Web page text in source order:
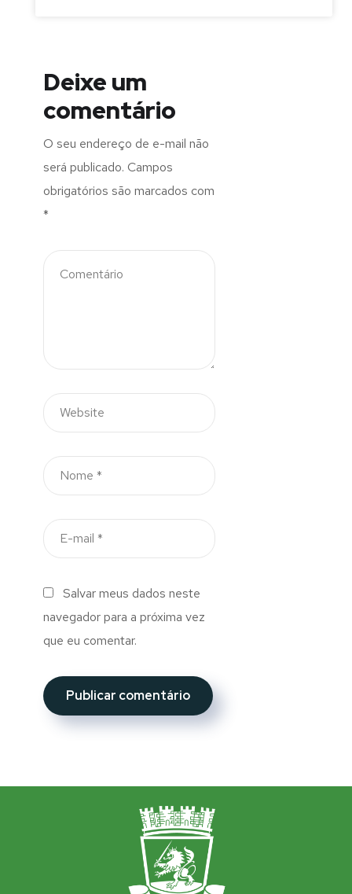
Deixe um
comentário
O seu endereço de e-mail não
será publicado. Campos
obrigatórios são marcados com
*
Salvar meus dados neste
navegador para a próxima vez
que eu comentar.